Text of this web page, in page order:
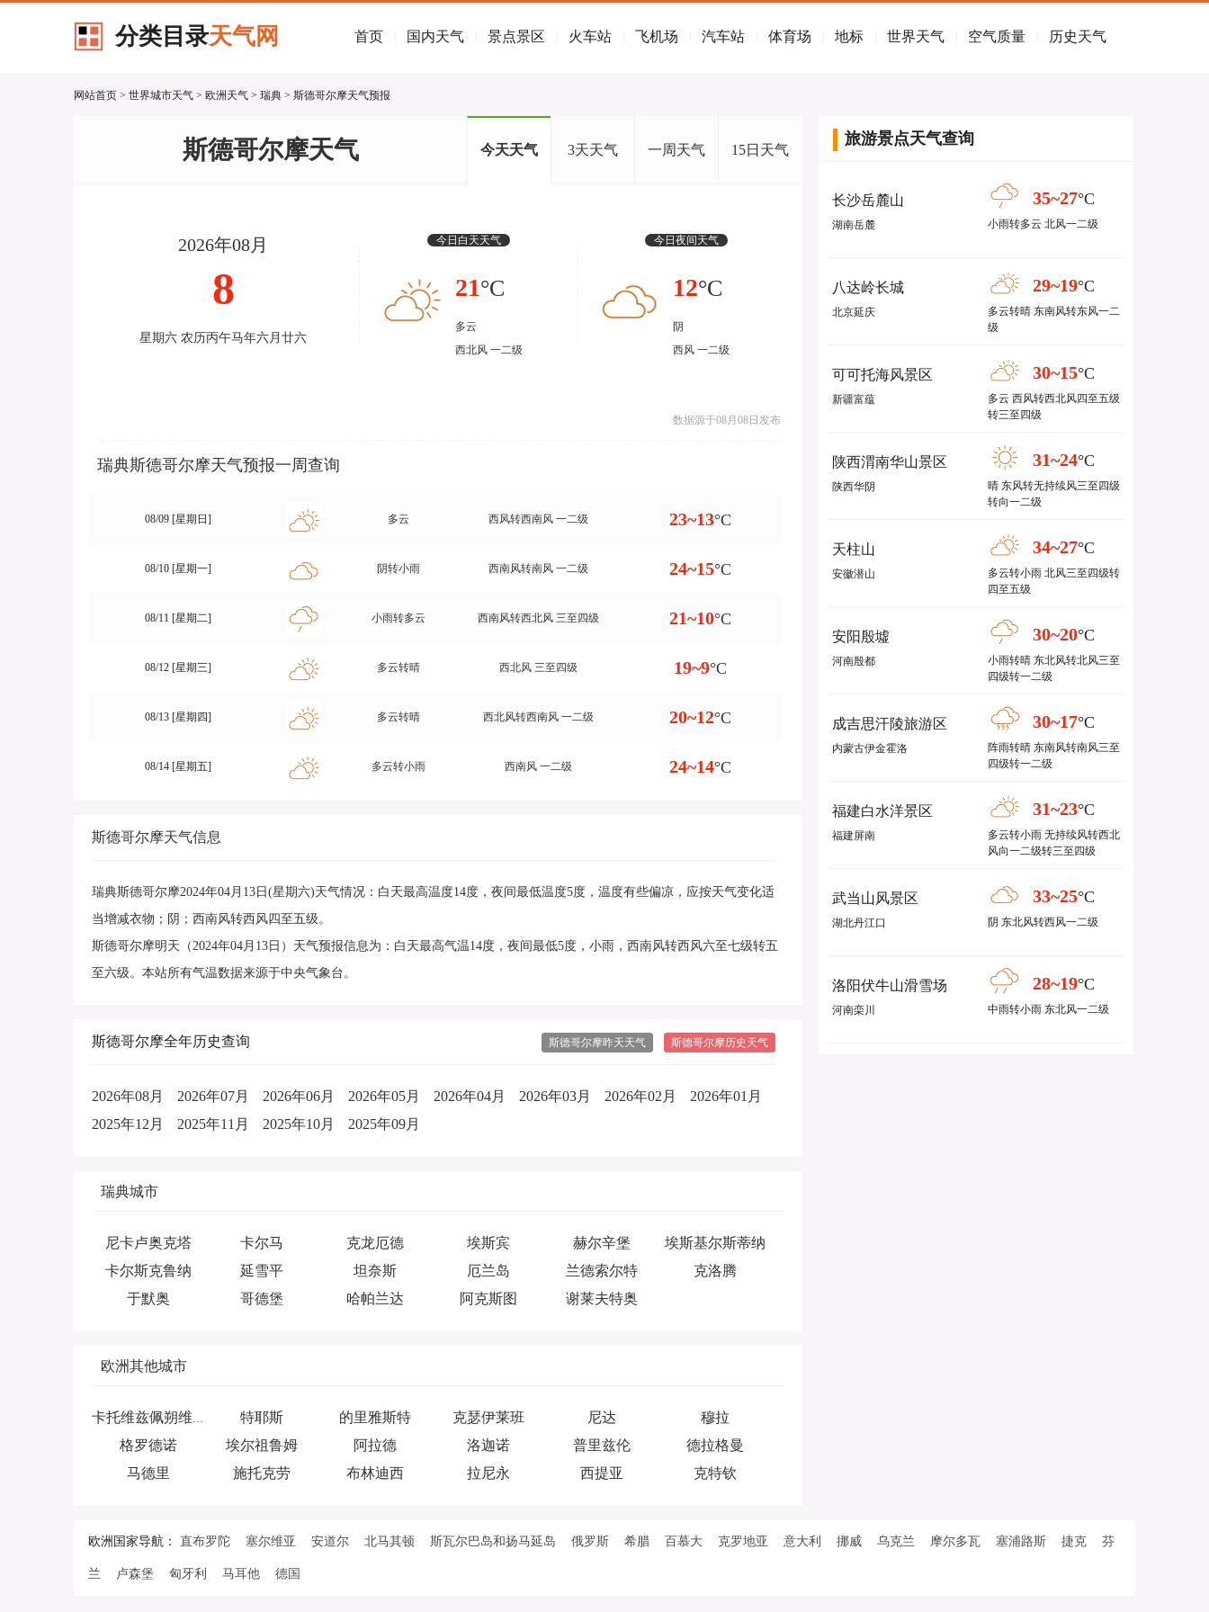
分类目录天气网 首页 国内天气 景点景区 火车站 飞机场 汽车站 体育场 地标 世界天气 空气质量 历史天气
网站首页 > 世界城市天气 > 欧洲天气 > 瑞典 > 斯德哥尔摩天气预报
斯德哥尔摩天气 今天天气 3天天气 一周天气 15日天气
2026年08月
8
星期六 农历丙午马年六月廿六
今日白天天气
21°C
多云
西北风 一二级
今日夜间天气
12°C
阴
西风 一二级
数据源于08月08日发布
瑞典斯德哥尔摩天气预报一周查询
08/09 [星期日] 多云 西风转西南风 一二级 23~13°C
08/10 [星期一] 阴转小雨 西南风转南风 一二级 24~15°C
08/11 [星期二] 小雨转多云 西南风转西北风 三至四级 21~10°C
08/12 [星期三] 多云转晴 西北风 三至四级 19~9°C
08/13 [星期四] 多云转晴 西北风转西南风 一二级 20~12°C
08/14 [星期五] 多云转小雨 西南风 一二级 24~14°C
斯德哥尔摩天气信息
瑞典斯德哥尔摩2024年04月13日(星期六)天气情况：白天最高温度14度，夜间最低温度5度，温度有些偏凉，应按天气变化适
当增减衣物；阴；西南风转西风四至五级。
斯德哥尔摩明天（2024年04月13日）天气预报信息为：白天最高气温14度，夜间最低5度，小雨，西南风转西风六至七级转五
至六级。本站所有气温数据来源于中央气象台。
斯德哥尔摩全年历史查询 斯德哥尔摩历史天气
斯德哥尔摩昨天天气
2026年08月 2026年07月 2026年06月 2026年05月 2026年04月 2026年03月 2026年02月
2026年01月
2025年12月
2025年11月 2025年10月 2025年09月
瑞典城市
尼卡卢奥克塔 卡尔马 克龙厄德 埃斯宾 赫尔辛堡
埃斯基尔斯蒂纳
卡尔斯克鲁纳
延雪平 坦奈斯 厄兰岛 兰德索尔特
克洛腾
于默奥
哥德堡 哈帕兰达 阿克斯图 谢莱夫特奥
欧洲其他城市
卡托维兹佩朔维茨 特耶斯 的里雅斯特 克瑟伊莱班 尼达
穆拉
格罗德诺
埃尔祖鲁姆 阿拉德 洛迦诺 普里兹伦
德拉格曼
马德里
施托克劳 布林迪西 拉尼永 西提亚 克特钦
旅游景点天气查询
长沙岳麓山
湖南岳麓
35~27°C
小雨转多云 北风一二级
八达岭长城
北京延庆
29~19°C
多云转晴 东南风转东风一二
级
可可托海风景区
新疆富蕴
30~15°C
多云 西风转西北风四至五级
转三至四级
陕西渭南华山景区
陕西华阴
31~24°C
晴 东风转无持续风三至四级
转向一二级
天柱山
安徽潜山
34~27°C
多云转小雨 北风三至四级转
四至五级
安阳殷墟
河南殷都
30~20°C
小雨转晴 东北风转北风三至
四级转一二级
成吉思汗陵旅游区
内蒙古伊金霍洛
30~17°C
阵雨转晴 东南风转南风三至
四级转一二级
福建白水洋景区
福建屏南
31~23°C
多云转小雨 无持续风转西北
风向一二级转三至四级
武当山风景区
湖北丹江口
33~25°C
阴 东北风转西风一二级
洛阳伏牛山滑雪场
河南栾川
28~19°C
中雨转小雨 东北风一二级
欧洲国家导航： 直布罗陀 塞尔维亚 安道尔 北马其顿 斯瓦尔巴岛和扬马延岛 俄罗斯 希腊 百慕大 克罗地亚 意大利 挪威 乌克兰 摩尔多瓦 塞浦路斯 捷克 芬
兰 卢森堡 匈牙利 马耳他 德国